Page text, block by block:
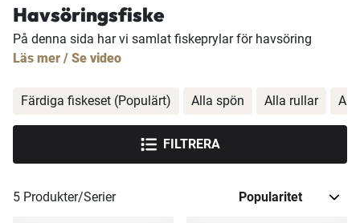
Havsöringsfiske
På denna sida har vi samlat fiskeprylar för havsöring
Läs mer / Se video
5 Produkter/Serier
Färdiga fiskeset (Populärt) Alla spön Alla rullar
FILTRERA